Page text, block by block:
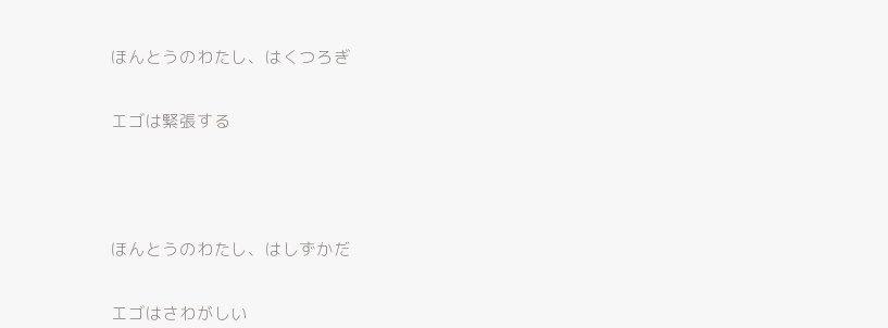
ほんとうのわたし、はくつろぎ
エゴは緊張する
ほんとうのわたし、はしずかだ
エゴはさわがしい